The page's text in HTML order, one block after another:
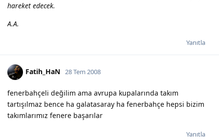
hareket edecek.
A.A.
Yanıtla
Fatih_HaN 28 Tem 2008
fenerbahçeli değilim ama avrupa kupalarında takım
tartışılmaz bence ha galatasaray ha fenerbahçe hepsi bizim
takımlarımız fenere başarılar
Yanıtla